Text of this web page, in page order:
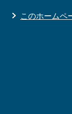
このホームペ